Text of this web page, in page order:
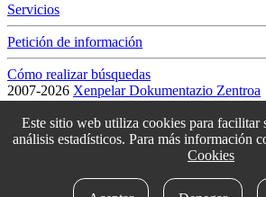
Servicios
Petición de información
Cómo realizar búsquedas
2007-2026 Xenpelar Dokumentazio Zentroa
T. (+34) 943 69 42 77 / F. (+34) 943 69 30
bertsozale.eus /Lege oharra/Pribatutasun
Cambiar la
Este sitio web utiliza cookies para facilitar
análisis estadísticos. Para más información
Cookies